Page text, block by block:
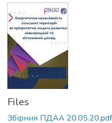
Files
Збірник ПДАА 20.05.20.pdf